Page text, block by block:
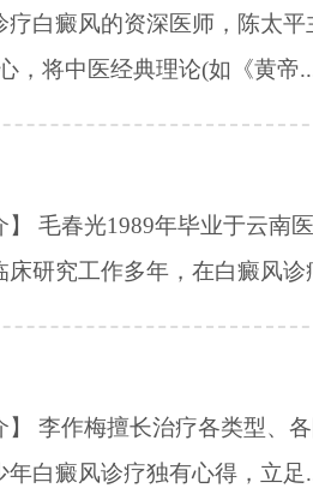
疗白癜风的资深医师，陈太
，将中医经典理论(如《黄帝
】 毛春光1989年毕业于云南
床研究工作多年，在白癜风诊
】 李作梅擅长治疗各类型、
年白癜风诊疗独有心得，立足